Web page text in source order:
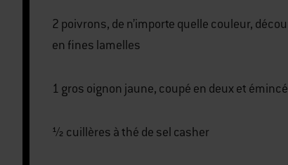
2 poivrons, de n’importe quelle couleur, découpés
en fines lamelles
1 gros oignon jaune, coupé en deux et émincé
½ cuillères à thé de sel casher